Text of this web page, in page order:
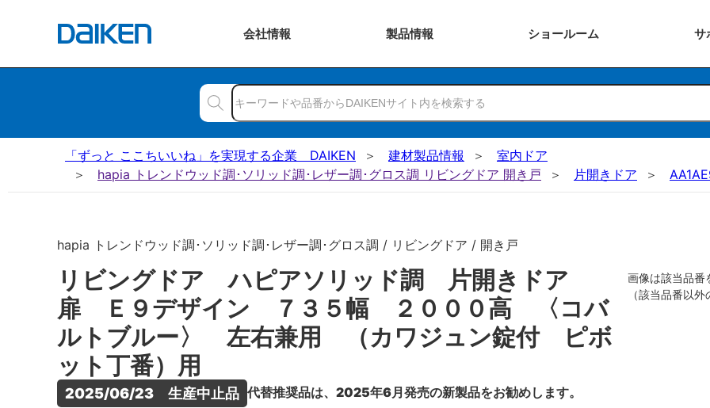
会社情報 製品情報 ショールーム サ
「ずっと ここちいいね」を実現する企業 DAIKEN 建材製品情報
室内ドア
hapia トレンドウッド調･ソリッド調･レザー調･グロス調 リビングドア 開き戸
片開きドア
hapia トレンドウッド調･ソリッド調･レザー調･グロス調 / リビングドア / 開き戸
リビングドア ハピアソリッド調 片開きドア
扉 Ｅ９デザイン ７３５幅 ２０００高 〈コバ
ルトブルー〉 左右兼用 （カワジュン錠付 ピボ
ット丁番）用
2025/06/23　生産中止品 代替推奨品は、2025年6月発売の新製品をお勧めします。
画像は該当品番
（該当品番以